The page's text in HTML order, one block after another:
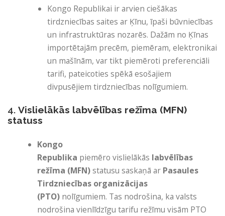
Kongo Republikai ir arvien ciešākas
tirdzniecības saites ar Ķīnu, īpaši būvniecības
un infrastruktūras nozarēs. Dažām no Ķīnas
importētajām precēm, piemēram, elektronikai
un mašīnām, var tikt piemēroti preferenciāli
tarifi, pateicoties spēkā esošajiem
divpusējiem tirdzniecības nolīgumiem.
4. Vislielākās labvēlības režīma (MFN)
statuss
Kongo
Republika piemēro vislielākās labvēlības
režīma (MFN)statusu saskaņā ar Pasaules
Tirdzniecības organizācijas
(PTO) nolīgumiem. Tas nodrošina, ka valsts
nodrošina vienlīdzīgu tarifu režīmu visām PTO